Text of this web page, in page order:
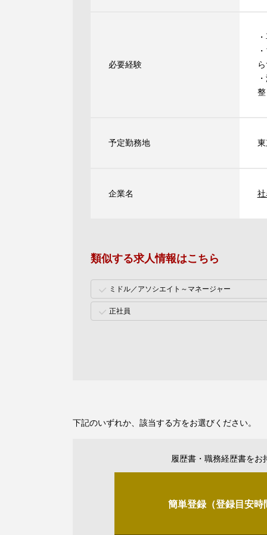
必要経験
予定勤務地
企業名
類似する求人情報はこちら
ミドル／アソシエイト～マネージャー
正社員
下記のいずれか、該当する方をお選びください。
履歴書・職務経歴書をお
簡単登録（登録目安時